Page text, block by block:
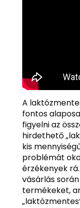
A
fontos
figyelni az
hirdethető
kis
problémát
érzékenyek
vásárlás
termékeket,